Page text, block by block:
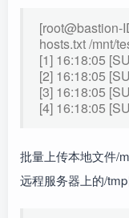
[root@bastion-
hosts.txt /mnt/
[1] 16:18:05
[2] 16:18:05
[3] 16:18:05
[4] 16:18:05
批量上传本地文件/
远程服务器上的/tmp